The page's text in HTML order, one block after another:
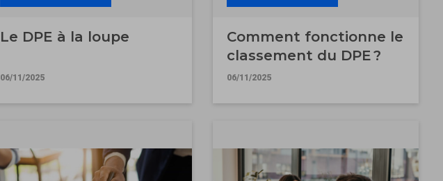
Le DPE à la loupe
06/11/2025
Comment fonctionne le
classement du DPE ?
06/11/2025